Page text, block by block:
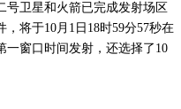
卫星和火箭已完成发射场区
将于10月1日18时59分57秒在
一窗口时间发射，还选择了10